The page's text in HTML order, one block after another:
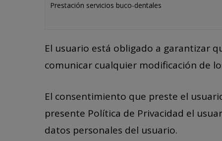
Prestación servicios buco-dentales
El usuario está obligado a garantizar
comunicar cualquier modificación de
El consentimiento que preste el
presente Política de Privacidad el
datos personales del usuario.